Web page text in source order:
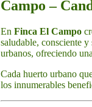
Campo –
En Finca El Campo
saludable, consciente y
urbanos, ofreciendo
Cada huerto urbano
los innumerables